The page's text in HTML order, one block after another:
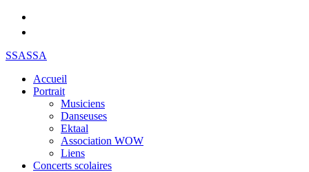
SSASSA
Accueil
Portrait
Musiciens
Danseuses
Ektaal
Association WOW
Liens
Concerts scolaires